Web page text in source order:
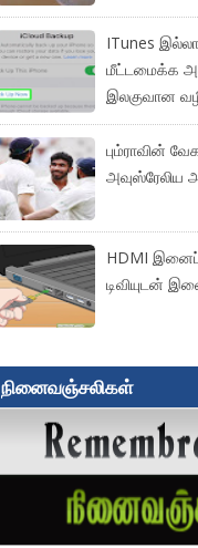
ITunes
மீட்டமைக்க
இலகுவான
பும்ராவின்
அவுஸ்ரேலிய
HDMI
டிவியுடன்
நினைவஞ்சலிகள்